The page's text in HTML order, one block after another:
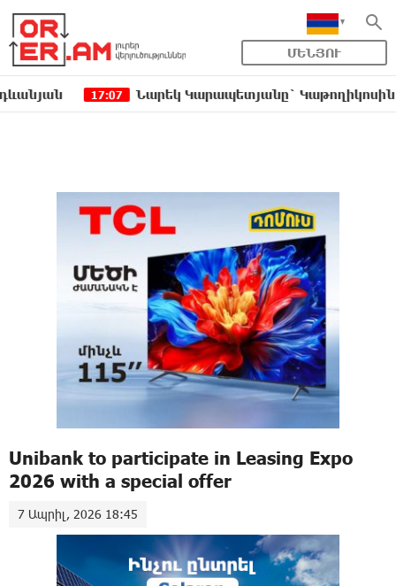
ՄԵՆՅՈՒ
17:07 Նարեկ Կարապետյանը` Կաթողիկոսին
Unibank to participate in Leasing Expo
2026 with a special offer
7 Ապրիլ, 2026 18:45